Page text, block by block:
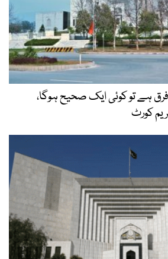
47 میں اگر فرق ہے تو کوئی ایک صحیح ہوگا،
کورٹ